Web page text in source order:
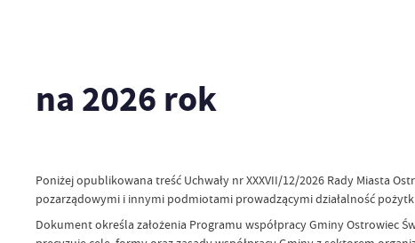
na 2026 rok
Poniżej opublikowana treść Uchwały nr XXXVII/12/2026 Rady Miasta
pozarządowymi i innymi podmiotami prowadzącymi działalność
Dokument określa założenia Programu współpracy Gminy